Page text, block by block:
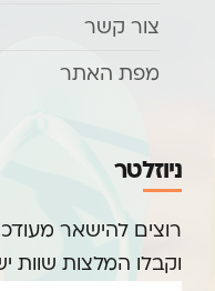
צור קשר
מפת האתר
ניוזלטר
רוצים להישאר
וקבלו המלצות שוות